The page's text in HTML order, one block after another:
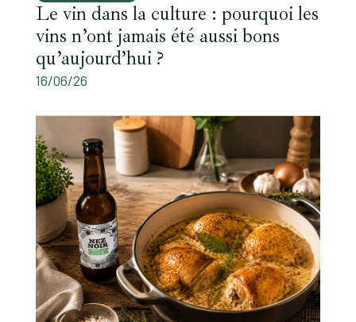
Le vin dans la culture : pourquoi les
vins n’ont jamais été aussi bons
qu’aujourd’hui ?
16/06/26